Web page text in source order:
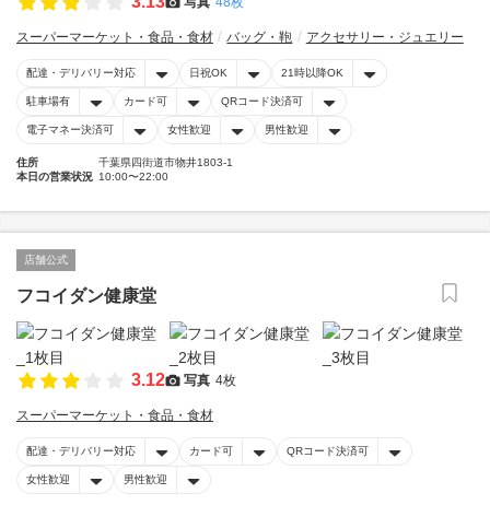
スーパーマーケット・食品・食材 バッグ・鞄 アクセサリー・ジュエリー
配達・デリバリー対応 日祝OK 21時以降OK
駐車場有 カード可 QRコード決済可
電子マネー決済可 女性歓迎 男性歓迎
住所
千葉県四街道市物井1803-1
本日の営業状況 10:00〜22:00
店舗公式
フコイダン健康堂
3.12 写真 4枚
スーパーマーケット・食品・食材
配達・デリバリー対応 カード可 QRコード決済可
女性歓迎 男性歓迎